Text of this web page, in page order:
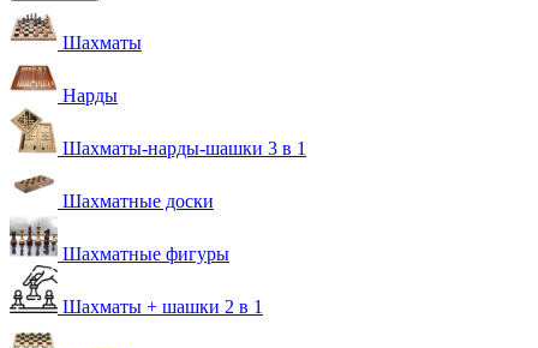
Шахматы
Нарды
Шахматы-нарды-шашки 3 в 1
Шахматные доски
Шахматные фигуры
Шахматы + шашки 2 в 1